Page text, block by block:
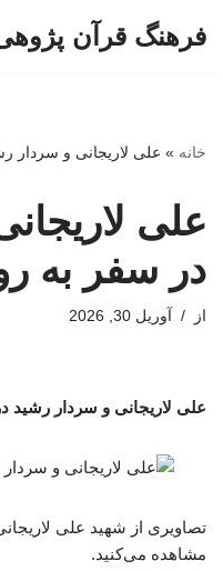
فرهنگ قرآن
خانه » علی لاریجانی و سردار
علی
در سفر به
از آوریل 30, 2026
علی لاریجانی و سردار رشید
تصاویری از شهید علی
مشاهده می‌کنید.